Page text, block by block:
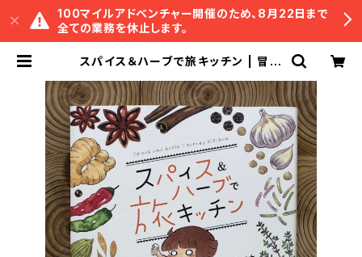
100マイルアドベンチャー開催のため、8月22日まで
全ての業務を休止します。
スパイス＆ハーブで旅キッチン | 冒険